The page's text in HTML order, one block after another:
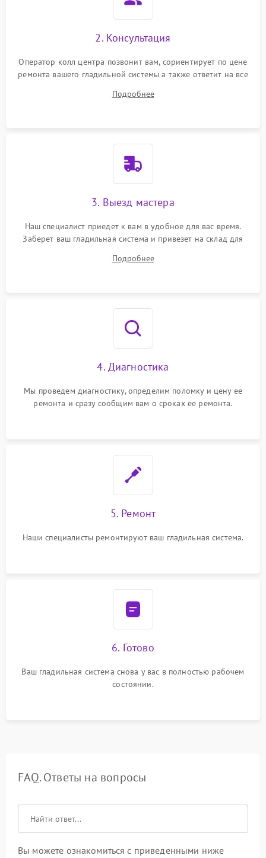
2. Консультация
Оператор колл центра позвонит вам, сориентирует по цене
ремонта вашего гладильной системы а также ответит на все
Подробнее
3. Выезд мастера
Наш специалист приедет к вам в удобное для вас время.
Заберет ваш гладильная система и привезет на склад для
Подробнее
4. Диагностика
Мы проведем диагностику, определим поломку и цену ее
ремонта и сразу сообщим вам о сроках ее ремонта.
5. Ремонт
Наши специалисты ремонтируют ваш гладильная система.
6. Готово
Ваш гладильная система снова у вас в полностью рабочем
состоянии.
FAQ. Ответы на вопросы
Вы можете ознакомиться с приведенными ниже